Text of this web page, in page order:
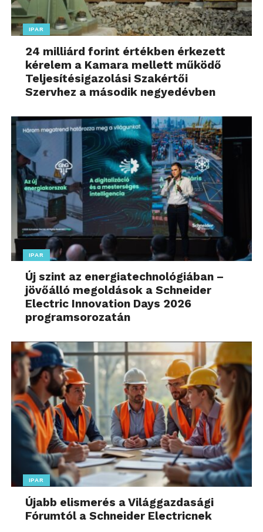
IPAR
24 milliárd forint értékben érkezett
kérelem a Kamara mellett működő
Teljesítésigazolási Szakértői
Szervhez a második negyedévben
IPAR
Új szint az energiatechnológiában –
jövőálló megoldások a Schneider
Electric Innovation Days 2026
programsorozatán
IPAR
Újabb elismerés a Világgazdasági
Fórumtól a Schneider Electricnek